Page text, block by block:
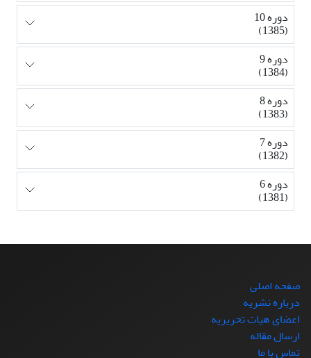
دوره 10
(1385)
دوره 9
(1384)
دوره 8
(1383)
دوره 7
(1382)
دوره 6
(1381)
صفحه اصلی
درباره نشریه
اعضای هیات تحریریه
ارسال مقاله
تماس با ما